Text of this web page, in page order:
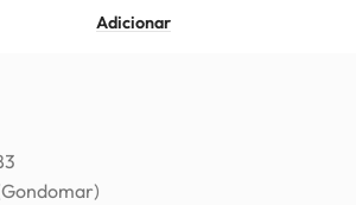
Adicionar